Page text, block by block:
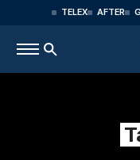
TELEX AFTER